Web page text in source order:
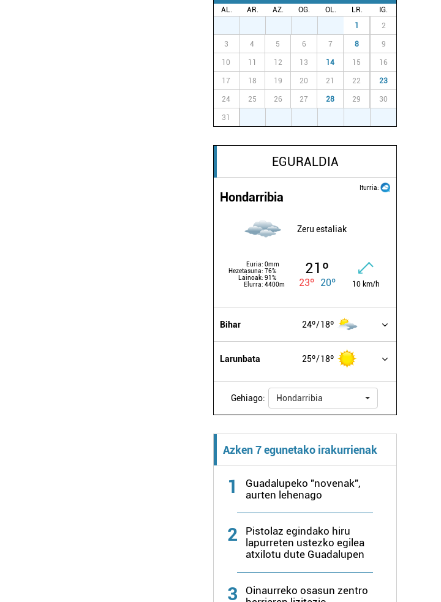
AL. AR. AZ. OG. OL. LR.
IG.
1 2
3 4 5 6 7 8 9
10 11 12 13 14 15 16
17 18 19 20 21 22 23
24 25 26 27 28 29 30
31
EGURALDIA
Iturria:
Hondarribia
Zeru estaliak
Euria: 0mm
Hezetasuna: 76%
Lainoak: 91%
Elurra: 4400m
21º
23º 20º 10 km/h
Bihar 24º 18º
Larunbata 25º 18º
Gehiago: Hondarribia
Azken 7 egunetako irakurrienak
1
Guadalupeko "novenak",
aurten lehenago
2
Pistolaz egindako hiru
lapurreten ustezko egilea
atxilotu dute Guadalupen
3
Oinaurreko osasun zentro